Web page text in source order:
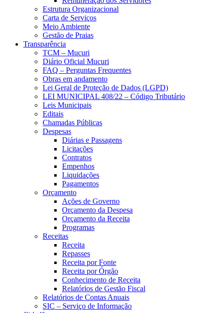
Estrutura Organizacional
Carta de Serviços
Meio Ambiente
Gestão de Praias
Transparência
TCM – Mucuri
Diário Oficial Mucuri
FAQ – Perguntas Frequentes
Obras em andamento
Lei Geral de Proteção de Dados (LGPD)
LEI MUNICIPAL 408/22 – Código Tributário
Leis Municipais
Editais
Chamadas Públicas
Despesas
Diárias e Passagens
Licitações
Contratos
Empenhos
Liquidações
Pagamentos
Orçamento
Ações de Governo
Orçamento da Despesa
Orçamento da Receita
Programas
Receitas
Receita
Repasses
Receita por Fonte
Receita por Órgão
Conhecimento de Receita
Relatórios de Gestão Fiscal
Relatórios de Contas Anuais
SIC – Serviço de Informação